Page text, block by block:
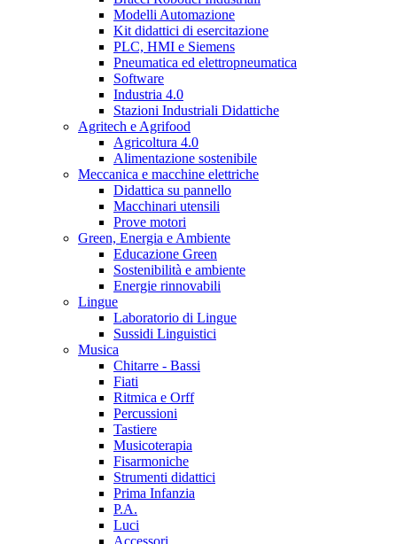
Modelli Automazione
Kit didattici di esercitazione
PLC, HMI e Siemens
Pneumatica ed elettropneumatica
Software
Industria 4.0
Stazioni Industriali Didattiche
Agritech e Agrifood
Agricoltura 4.0
Alimentazione sostenibile
Meccanica e macchine elettriche
Didattica su pannello
Macchinari utensili
Prove motori
Green, Energia e Ambiente
Educazione Green
Sostenibilità e ambiente
Energie rinnovabili
Lingue
Laboratorio di Lingue
Sussidi Linguistici
Musica
Chitarre - Bassi
Fiati
Ritmica e Orff
Percussioni
Tastiere
Musicoterapia
Fisarmoniche
Strumenti didattici
Prima Infanzia
P.A.
Luci
Accessori